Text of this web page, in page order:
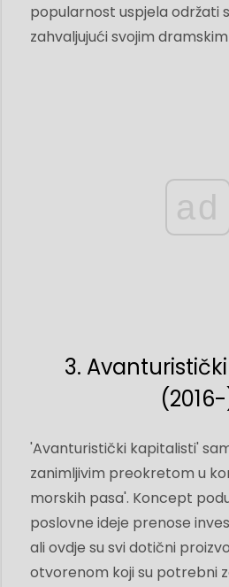
popularnost uspjela održati
zahvaljujući svojim
ad
3.
'Avanturistički kapitalisti'
zanimljivim preokretom u
morskih pasa'. Koncept
poslovne ideje prenose
ali ovdje su svi dotični
otvorenom koji su potrebni